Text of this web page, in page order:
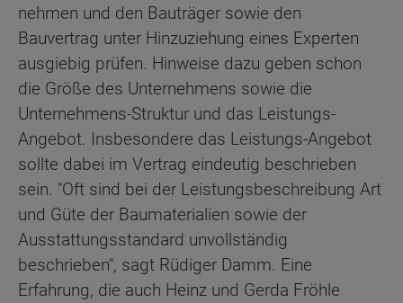
nehmen und den Bauträger sowie den
Bauvertrag unter Hinzuziehung eines Experten
ausgiebig prüfen. Hinweise dazu geben schon
die Größe des Unternehmens sowie die
Unternehmens-Struktur und das Leistungs-
Angebot. Insbesondere das Leistungs-Angebot
sollte dabei im Vertrag eindeutig beschrieben
sein. "Oft sind bei der Leistungsbeschreibung Art
und Güte der Baumaterialien sowie der
Ausstattungsstandard unvollständig
beschrieben", sagt Rüdiger Damm. Eine
Erfahrung, die auch Heinz und Gerda Fröhle